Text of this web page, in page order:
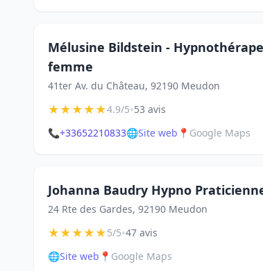
Mélusine Bildstein -
femme
41ter Av. du Château, 92190 Meudon
★★★★★4.9/5•53 avis
📞+33652210833🌐Site web 📍 Google Maps
Johanna Baudry Hypno
24 Rte des Gardes, 92190 Meudon
★★★★★5/5•47 avis
🌐Site web 📍 Google Maps